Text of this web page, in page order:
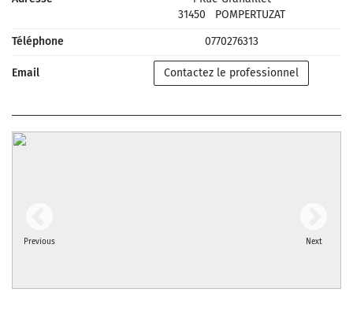
31450
POMPERTUZAT
Téléphone
0770276313
Email Contactez le professionnel
Previous Next